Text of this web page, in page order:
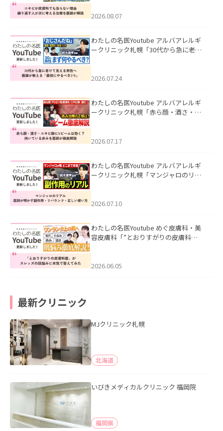
ました。
2026.08.07
わたしの名医Youtube アルバアレルギ
ークリニック札幌「30代から急に老け
た。
2026.07.24
わたしの名医Youtube アルバアレルギ
ークリニック札幌「赤ら顔・酒さ・ニ
した。
2026.07.17
わたしの名医Youtube アルバアレルギ
ークリニック札幌「マンジャロのリア
た。
2026.07.10
わたしの名医Youtube めぐ皮膚科・美
容皮膚科「”とおりすがりの皮膚科
2026.06.05
最新クリニック
MJクリニック札幌
北海道
いびきメディカルクリニック 福岡院
福岡県